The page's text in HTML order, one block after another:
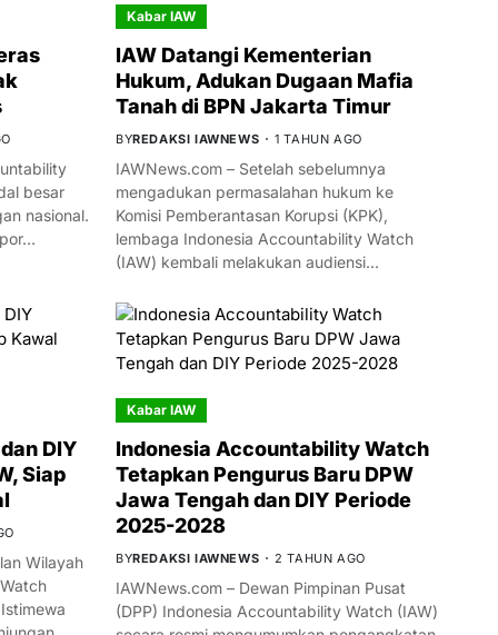
besar
nasional.
Kabar IAW
IAW Datangi Kementerian
Hukum, Adukan Dugaan Mafia
Tanah di BPN Jakarta Timur
BYREDAKSI IAWNEWS 1 TAHUN AGO
IAWNews.com – Setelah sebelumnya
mengadukan permasalahan hukum ke
Komisi Pemberantasan Korupsi (KPK),
lembaga Indonesia Accountability Watch
(IAW) kembali melakukan audiensi…
DIY
Siap
Wilayah
Kabar IAW
Indonesia Accountability Watch
Tetapkan Pengurus Baru DPW
Jawa Tengah dan DIY Periode
2025-2028
BYREDAKSI IAWNEWS 2 TAHUN AGO
IAWNews.com – Dewan Pimpinan Pusat
(DPP) Indonesia Accountability Watch (IAW)